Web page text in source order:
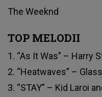
The Weeknd
TOP MELODII
1. “As It Was” – Harry
2. “Heatwaves” –
3. “STAY” – Kid Laroi